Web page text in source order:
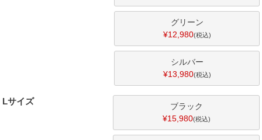
グリーン
¥12,980 税込
シルバー
¥13,980 税込
Lサイズ
ブラック
¥15,980 税込